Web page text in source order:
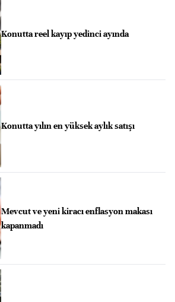
Konutta reel kayıp yedinci ayında
Konutta yılın en yüksek aylık satışı
Mevcut ve yeni kiracı enflasyon makası
kapanmadı